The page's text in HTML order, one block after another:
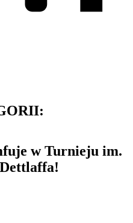
w Turnieju im.